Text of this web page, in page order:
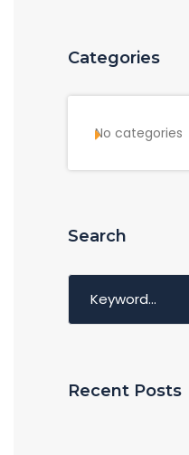
Categories
No categories
Search
Recent Posts